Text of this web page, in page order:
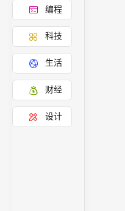
编程
科技
生活
财经
设计